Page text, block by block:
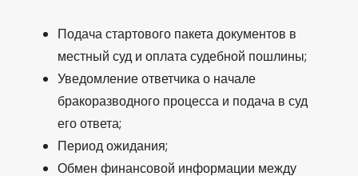
Подача стартового пакета документов в
местный суд и оплата судебной пошлины;
Уведомление ответчика о начале
бракоразводного процесса и подача в суд
его ответа;
Период ожидания;
Обмен финансовой информации между